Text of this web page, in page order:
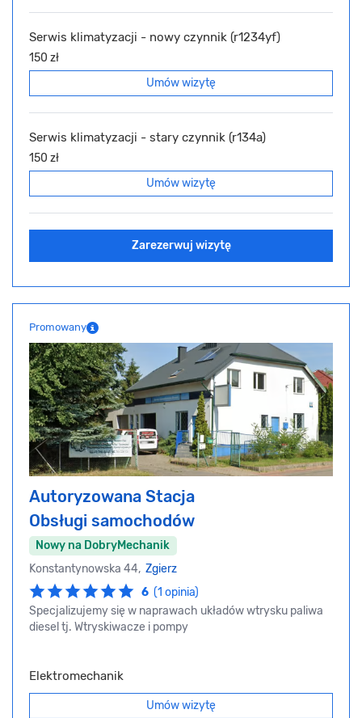
Serwis klimatyzacji - nowy czynnik (r1234yf)
150 zł
Umów wizytę
Serwis klimatyzacji - stary czynnik (r134a)
150 zł
Umów wizytę
Zarezerwuj wizytę
Promowany
Autoryzowana Stacja
Obsługi samochodów
Nowy na DobryMechanik
Konstantynowska 44, Zgierz
6 (1 opinia)
Specjalizujemy się w naprawach układów wtrysku paliwa
diesel tj. Wtryskiwacze i pompy
Elektromechanik
Umów wizytę